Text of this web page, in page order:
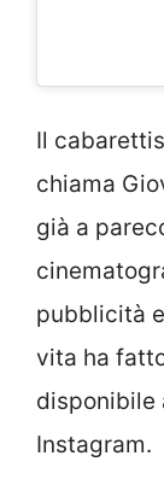
Il
chiama
già a
pubblicità
vita ha fatto
disponibile
Instagram.